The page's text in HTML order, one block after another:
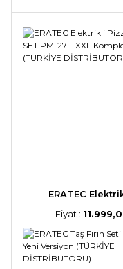
ERATEC
Fiyat :